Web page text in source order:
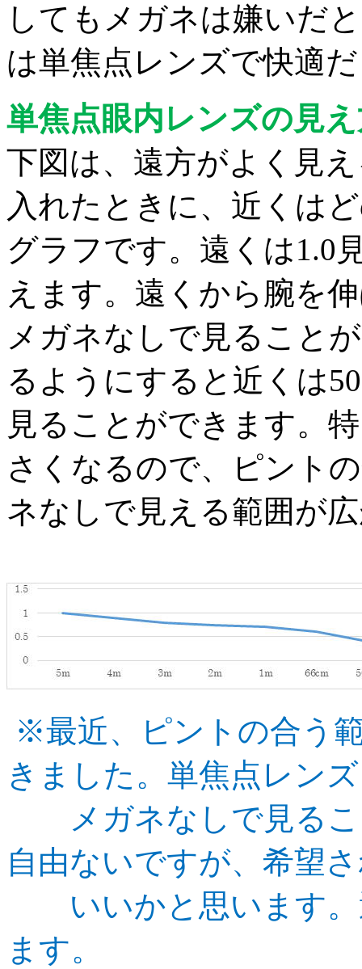
してもメガネは嫌いだ
は単焦点レンズで快適
単焦点眼内レンズの見
下図は、遠方がよく見
入れたときに、近くは
グラフです。遠くは1.0
えます。遠くから腕を
メガネなしで見ること
るようにすると近くは50
見ることができます。
さくなるので、ピント
ネなしで見える範囲が
※最近、ピントの合う
きました。単焦点レン
メガネなしで見る
自由ないですが、希望
いいかと 思います
ます。